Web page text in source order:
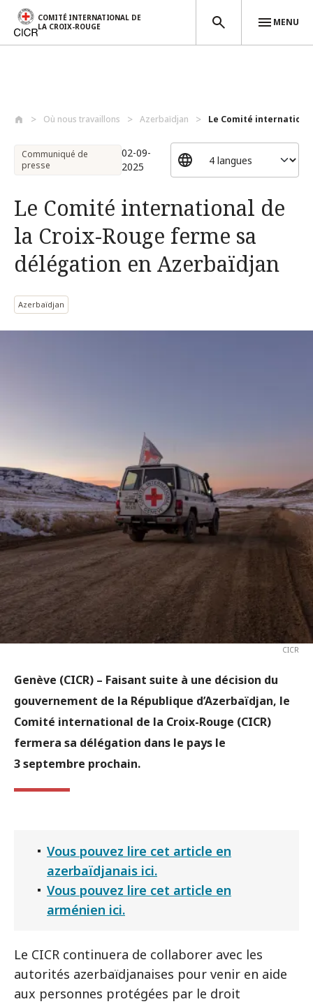
COMITÉ INTERNATIONAL DE
LA CROIX-ROUGE
MENU
Où nous travaillons Azerbaïdjan Le Comité
Communiqué de
presse
02-09-
2025
Le Comité international de
la Croix-Rouge ferme sa
délégation en Azerbaïdjan
Azerbaïdjan
CICR
Genève (CICR) – Faisant suite à une décision du
gouvernement de la République d’Azerbaïdjan, le
Comité international de la Croix-Rouge (CICR)
fermera sa délégation dans le pays le
3 septembre prochain.
Vous pouvez lire cet article en
azerbaïdjanais ici.
Vous pouvez lire cet article en
arménien ici.
Le CICR continuera de collaborer avec les
autorités azerbaïdjanaises pour venir en aide
aux personnes protégées par le droit